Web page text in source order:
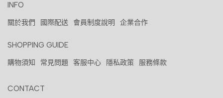
INFO
關於我們 國際配送 會員制度說明 企業合作
SHOPPING GUIDE
購物須知 常見問題 客服中心 隱私政策 服務條款
CONTACT